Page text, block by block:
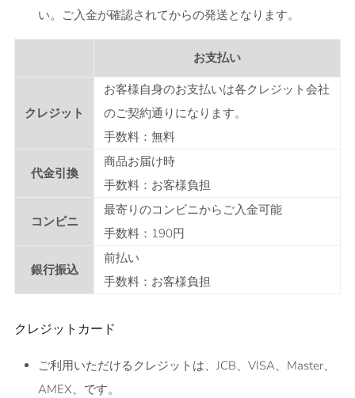
い。ご入金が確認されてからの発送となります。
お支払い
クレジット
お客様自身のお支払いは各クレジット会社
のご契約通りになります。
手数料：無料
代金引換
商品お届け時
手数料：お客様負担
コンビニ
最寄りのコンビニからご入金可能
手数料：190円
銀行振込
前払い
手数料：お客様負担
クレジットカード
ご利用いただけるクレジットは、JCB、VISA、Master、
AMEX、です。